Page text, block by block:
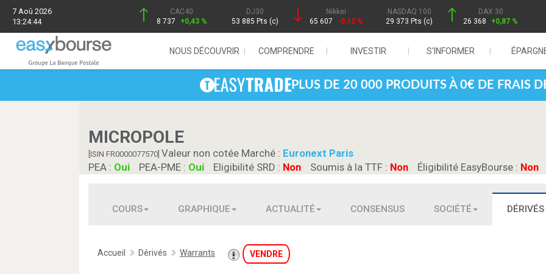
7 Aoû 2026
13:24:44
CAC40
8 737
+0,43 %
DJ30
53 885 Pts (c)
Nikkei
65 607
-0,12 %
NASDAQ 100
29 373 Pts (c)
DAX 30
26 368
+0,87 %
NOUS DÉCOUVRIR COMPRENDRE INVESTIR S'INFORMER
PLUS DE 20 000 PRODUITS À 0€ DE FRAIS
MICROPOLE
[ISIN FR0000077570] Valeur non cotée Marché : Euronext Paris
PEA : Oui PEA-PME : Oui Eligibilité SRD : Non Soumis à la TTF : Non Éligibilité EasyBourse : Non
COURS GRAPHIQUE ACTUALITÉ CONSENSUS SOCIÉTÉ DÉRIVÉS
Accueil Dérivés Warrants VENDRE